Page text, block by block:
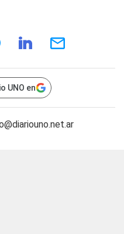
UNO en